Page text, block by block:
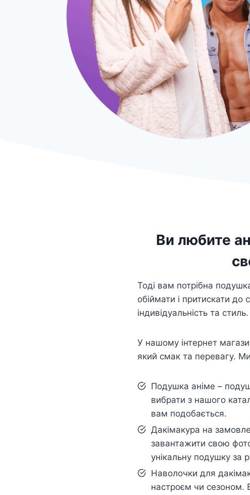
Ви любите
Тоді вам потрібна
обіймати і притискати
індивідуальність та стиль.
У нашому інтернет
який смак та перевагу.
Подушка аніме –
вибрати з нашого
вам подобається.
Дакімакура на
завантажити свою
унікальну подушку за
Наволочки для
настроєм чи сезоном.